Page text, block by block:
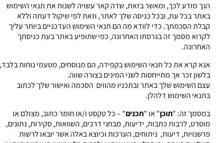
הנך מודע לכך, ומאשר בזאת, שדה קאר עשויה לשנות את תנאי השימוש
באתר בכל עת, ובכל כניסה שלך לאתר, וזאת לפי שיקול דעתה וללא
קבלת הסכמתך. כדי לוודא מה הם תנאי השימוש העדכניים ביותר עליך
לקרוא מסמך זה בגרסתו האחרונה, כפי שתופיע באתר בעת כניסתך
האחרונה.
אנא קרא את כל תנאי השימוש בקפידה, הם מנוסחים, מטעמי נוחות בלבד,
בלשון זכר אך מתייחסות לשני המינים בצורה שווה.
עצם השימוש שלך באתר ובתכניו מהווים הסכמה ואישור שלך לכתוב
בתנאי השימוש דלהלן.
במסמך זה: "תוכן" או "תכנים" – כל טקסט ו/או חומר כתוב, מצולם או
מוסרט, לרבות כתבות, ידיעות, מבחני דרכים, השוואות, סקירות, נתונים,
פרשנויות, דיעות, ניתוחים, הערכות וכיוצא באלה אשר יובאו לרשות